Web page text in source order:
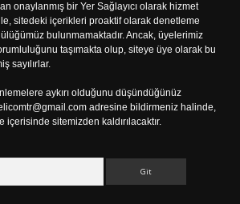
onaylanmış bir Yer Sağlayıcı olarak hizmet
sitedeki içerikleri proaktif olarak denetleme
bulunmamaktadır. Ancak, üyelerimiz
taşımakta olup, siteye üye olarak bu
sayılırlar.
aykırı olduğunu düşündüğünüz
adresine bildirmeniz halinde,
sitemizden kaldırılacaktır.